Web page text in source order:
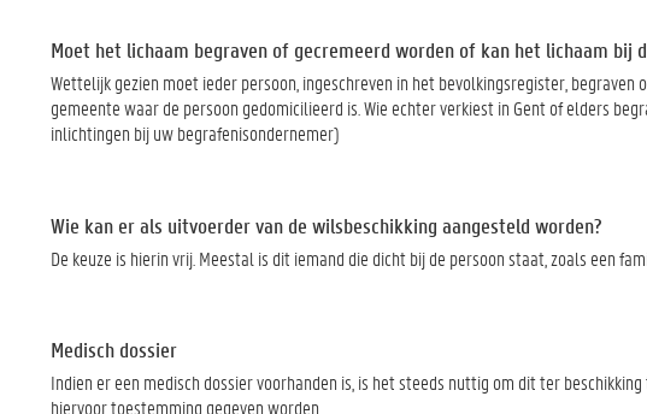
Moet het lichaam begraven of gecremeerd worden of kan het lichaam bij
Wettelijk gezien moet ieder persoon, ingeschreven in het bevolkingsregister,
gemeente waar de persoon gedomicilieerd is. Wie echter verkiest in Gent of elders
inlichtingen bij uw begrafenisondernemer)
Wie kan er als uitvoerder van de wilsbeschikking aangesteld worden?
De keuze is hierin vrij. Meestal is dit iemand die dicht bij de persoon staat, zoals een
Medisch dossier
Indien er een medisch dossier voorhanden is, is het steeds nuttig om dit ter
hiervoor toestemming gegeven worden.